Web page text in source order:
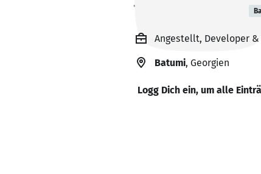
Timur Giliazev
Angestellt, Developer
Batumi, Georgien
Logg Dich ein, um alle